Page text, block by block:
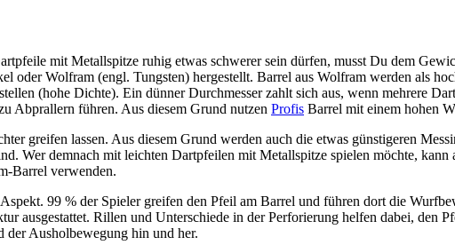
mit Metallspitze ruhig etwas schwerer sein dürfen, musst Du dem
oder Wolfram (engl. Tungsten) hergestellt. Barrel aus Wolfram werden als
(hohe Dichte). Ein dünner Durchmesser zahlt sich aus, wenn mehrere
Abprallern führen. Aus diesem Grund nutzen Profis Barrel mit einem hohen
greifen lassen. Aus diesem Grund werden auch die etwas günstigeren
Wer demnach mit leichten Dartpfeilen mit Metallspitze spielen möchte,
Barrel verwenden.
99 % der Spieler greifen den Pfeil am Barrel und führen dort die
ausgestattet. Rillen und Unterschiede in der Perforierung helfen dabei, den
der Ausholbewegung hin und her.